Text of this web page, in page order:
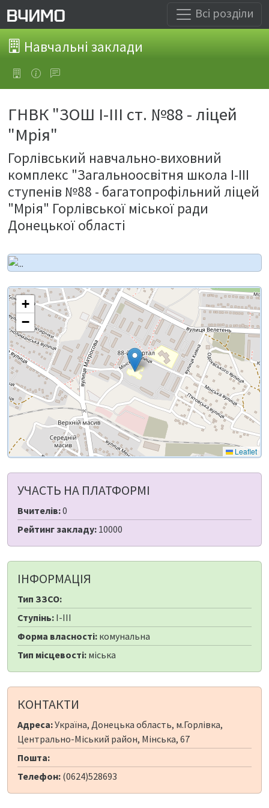
Всі розділи
Навчальні заклади
ГНВК "ЗОШ І-ІІІ ст. №88 - ліцей
"Мрія"
Горлівський навчально-виховний
комплекс "Загальноосвітня школа І-ІІІ
ступенів №88 - багатопрофільний ліцей
"Мрія" Горлівської міської ради
Донецької області
+
−
Leaflet
УЧАСТЬ НА ПЛАТФОРМІ
Вчителів:0
Рейтинг закладу: 10000
ІНФОРМАЦІЯ
Тип ЗЗСО:
Ступінь: I-III
Форма власності: комунальна
Тип місцевості: міська
КОНТАКТИ
Адреса:Україна, Донецька область, м.Горлівка,
Центрально-Міський район, Мінська, 67
Пошта:
Телефон: (0624)528693